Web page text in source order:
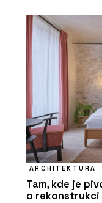
ARCHITEKTURA
Tam, kde je
o rekonstrukci